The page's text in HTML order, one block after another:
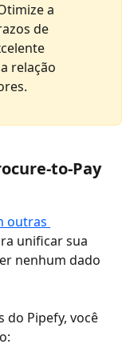
a
de
relação
to-Pay
outras
unificar sua
nenhum dado
do Pipefy, você